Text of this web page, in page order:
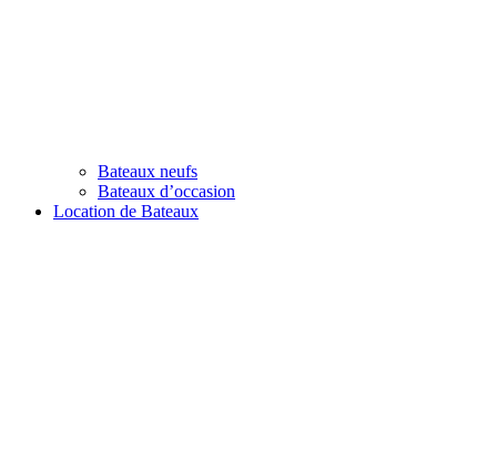
Bateaux neufs
Bateaux d’occasion
Location de Bateaux